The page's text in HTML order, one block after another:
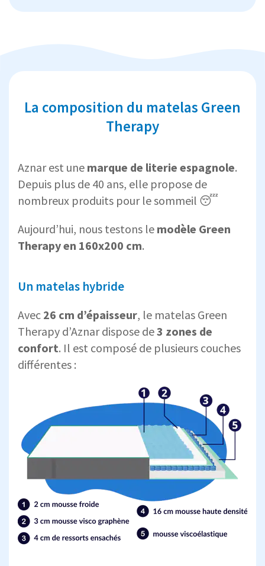
La composition du matelas Green
Therapy
Aznar est une marque de literie espagnole.
Depuis plus de 40 ans, elle propose de
nombreux produits pour le sommeil 😴
Aujourd’hui, nous testons le modèle Green
Therapy en 160x200 cm.
Un matelas hybride
Avec 26 cm d’épaisseur, le matelas Green
Therapy d’Aznar dispose de3 zones de
confort. Il est composé de plusieurs couches
différentes :